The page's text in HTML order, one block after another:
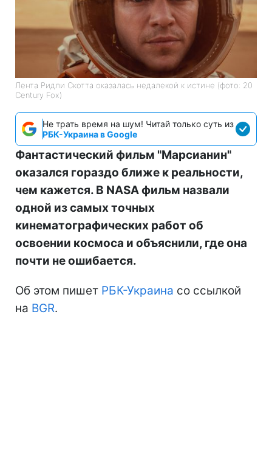
Лента Ридли Скотта оказалась недалекой к истине (фото: 20
Century Fox)
Не трать время на шум! Читай только суть из
РБК-Украина в Google
Фантастический фильм "Марсианин"
оказался гораздо ближе к реальности,
чем кажется. В NASA фильм назвали
одной из самых точных
кинематографических работ об
освоении космоса и объяснили, где она
почти не ошибается.
Об этом пишет РБК-Украина со ссылкой
на BGR.